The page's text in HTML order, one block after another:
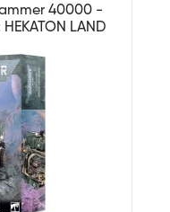
40000 -
HEKATON LAND